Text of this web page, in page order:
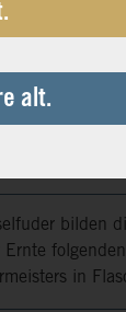
bei Ayl
von
mit Qualität
bilden
in
alt.